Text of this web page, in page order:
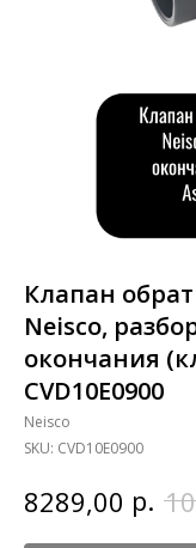
Клапан
Neisco,
окончания
CVD10E0900
Neisco
SKU: CVD10E0900
8289,00 р.